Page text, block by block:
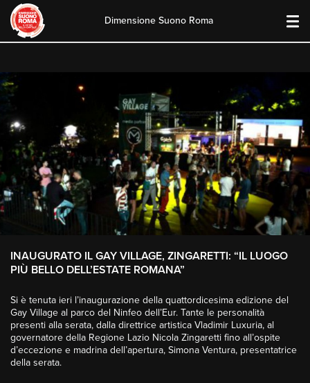
content
Dimensione Suono Roma
INAUGURATO IL GAY VILLAGE, ZINGARETTI: “IL LUOGO
PIÙ BELLO DELL’ESTATE ROMANA”
Si è tenuta ieri l’inaugurazione della quattordicesima edizione del
Gay Village al parco del Ninfeo dell’Eur. Tante le personalità
presenti alla serata, dalla direttrice artistica Vladimir Luxuria, al
governatore della Regione Lazio Nicola Zingaretti fino all’ospite
d’eccezione e madrina dell’apertura, Simona Ventura, presentatrice
della serata.